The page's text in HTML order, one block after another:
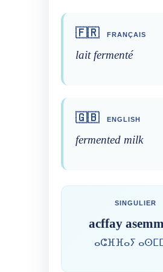
🇫🇷 FRANÇAIS
lait fermenté
🇬🇧 ENGLISH
fermented milk
SINGULIER
acffay
ⴰⵛⴼⴼⴰⵢ